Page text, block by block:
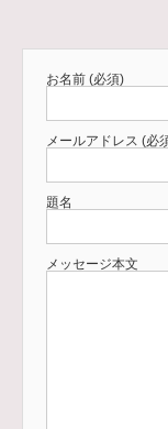
お名前 (必須)
メールアドレス (必
題名
メッセージ本文